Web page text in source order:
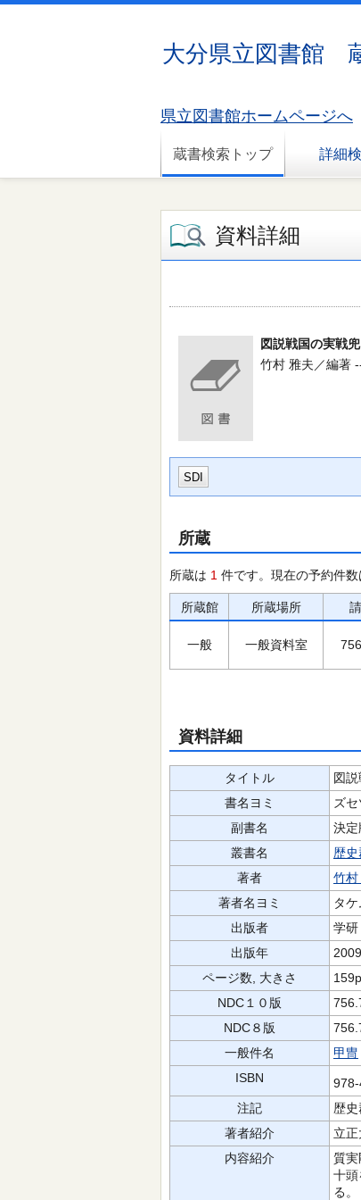
大分県立図書館
県立図書館ホームページへ
蔵書検索トップ 詳細
資料詳細
図説戦国の実戦兜
竹村 雅夫／編著
SDI
所蔵
所蔵は 1 件です。現在の予約件数
所蔵館 所蔵場所
一般 一般資料室
資料詳細
タイトル
図説
書名ヨミ
ズ
副書名
決定
叢書名
歴
著者
竹村
著者名ヨミ
タ
出版者
学研
出版年
ページ数, 大きさ
NDC１０版
NDC８版
一般件名
甲冑
ISBN
注記
歴
著者紹介
立
内容紹介
質実
十頭
る。